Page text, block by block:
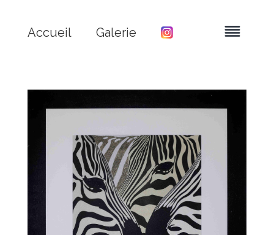
Accueil Galerie